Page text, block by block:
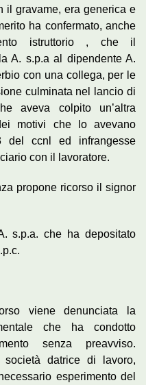
il gravame, era generica e
ha confermato, anche
istruttorio , che il
A. s.p.a al dipendente A.
con una collega, per le
culminata nel lancio di
aveva colpito un’altra
motivi che lo avevano
del ccnl ed infrangesse
con il lavoratore.
propone ricorso il signor
s.p.a. che ha depositato
viene denunciata la
che ha condotto
senza preavviso.
datrice di lavoro,
esperimento del